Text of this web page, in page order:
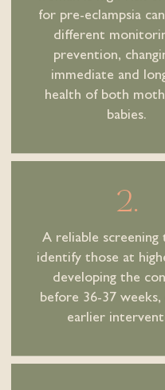
for pre-eclampsia
different
prevention,
immediate and
health of both
babies.
2.
A reliable screening
identify those at
developing the
before 36-37 weeks,
earlier